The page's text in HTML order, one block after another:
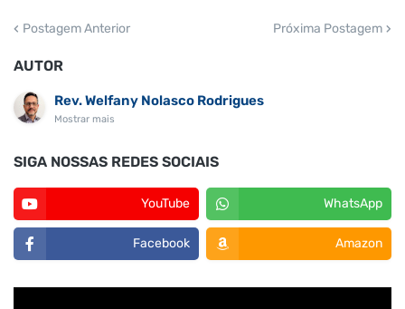
Postagem Anterior Próxima Postagem
AUTOR
Rev. Welfany Nolasco Rodrigues
Mostrar mais
SIGA NOSSAS REDES SOCIAIS
YouTube WhatsApp
Facebook Amazon